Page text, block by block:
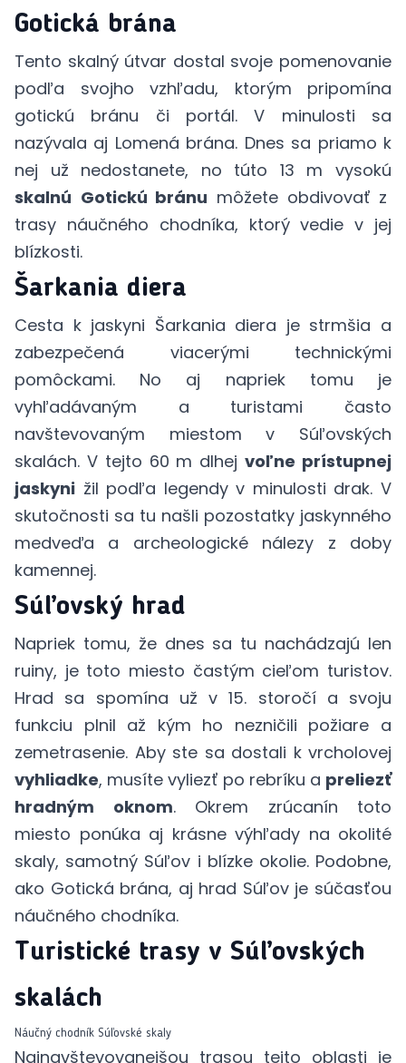
Gotická brána
Tento skalný útvar dostal svoje pomenovanie
podľa svojho vzhľadu, ktorým pripomína
gotickú bránu či portál. V minulosti sa
nazývala aj Lomená brána. Dnes sa priamo k
nej už nedostanete, no túto 13 m vysokú
skalnú Gotickú bránu môžete obdivovať z
trasy náučného chodníka, ktorý vedie v jej
blízkosti.
Šarkania diera
Cesta k jaskyni Šarkania diera je strmšia a
zabezpečená viacerými technickými
pomôckami. No aj napriek tomu je
vyhľadávaným a turistami často
navštevovaným miestom v Súľovských
skalách. V tejto 60 m dlhejvoľne prístupnej
jaskyni žil podľa legendy v minulosti drak. V
skutočnosti sa tu našli pozostatky jaskynného
medveďa a archeologické nálezy z doby
kamennej.
Súľovský hrad
Napriek tomu, že dnes sa tu nachádzajú len
ruiny, je toto miesto častým cieľom turistov.
Hrad sa spomína už v 15. storočí a svoju
funkciu plnil až kým ho nezničili požiare a
zemetrasenie. Aby ste sa dostali k vrcholovej
vyhliadke, musíte vyliezť po rebríku a preliezť
hradným oknom. Okrem zrúcanín toto
miesto ponúka aj krásne výhľady na okolité
skaly, samotný Súľov i blízke okolie. Podobne,
ako Gotická brána, aj hrad Súľov je súčasťou
náučného chodníka.
Turistické trasy v Súľovských
skalách
Náučný chodník Súľovské skaly
Najnavštevovanejšou trasou tejto oblasti je